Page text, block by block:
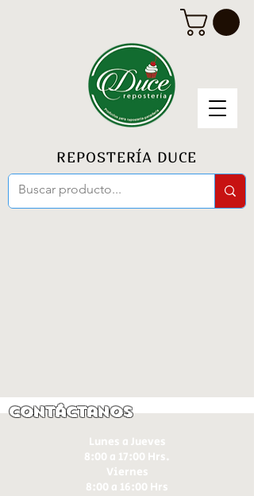
REPOSTERÍA DUCE
Contáctanos
Lunes a Jueves
8:00 a 17:00 Hrs.
Viernes
8:00 a 16:00 Hrs​